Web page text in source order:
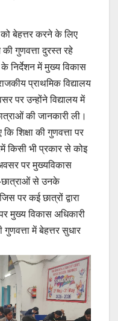
को बेहत्तर करने के लिए
गुणवत्ता दुरस्त रहे
के निर्देशन में मुख्य विकास
प्राथमिक विद्यालय
पर उन्होंने विद्यालय में
की जानकारी ली।
शिक्षा की गुणवत्ता पर
किसी भी प्रकार से कोइ
पर मुख्यविकास
छात्राओं से उनके
पर कई छात्रों द्वारा
मुख्य विकास अधिकारी
गुणवत्ता में बेहत्तर सुधार